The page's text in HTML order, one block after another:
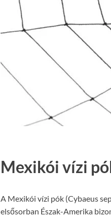
Mexikói vízi
A Mexikói vízi pók (Cybaeus
elsősorban Észak-Amerika